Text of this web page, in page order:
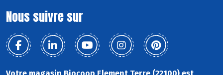
Nous suivre sur